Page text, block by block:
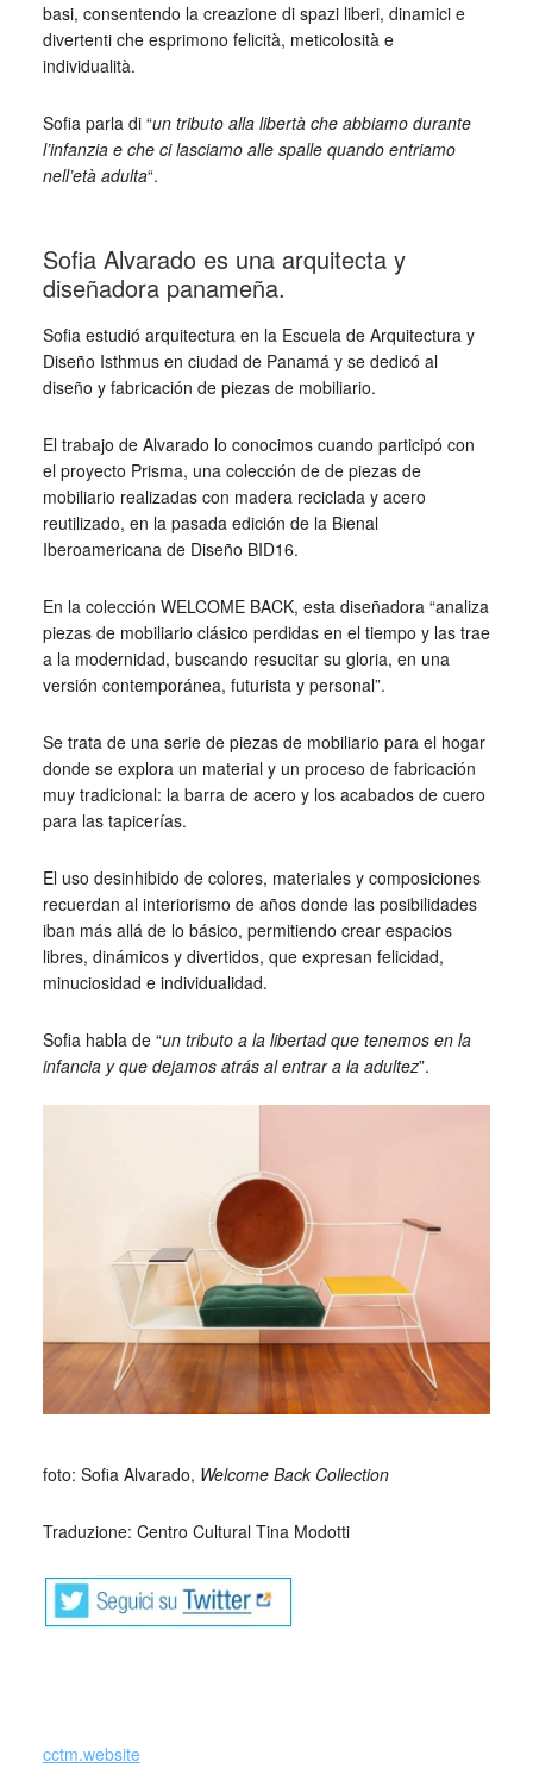
basi, consentendo la creazione di spazi liberi, dinamici e
divertenti che esprimono felicità, meticolosità e
individualità.
Sofia parla di “un tributo alla libertà che abbiamo durante
l’infanzia e che ci lasciamo alle spalle quando entriamo
nell’età adulta“.
Sofia Alvarado es una arquitecta y
diseñadora panameña.
Sofia estudió arquitectura en la Escuela de Arquitectura y
Diseño Isthmus en ciudad de Panamá y se dedicó al
diseño y fabricación de piezas de mobiliario.
El trabajo de Alvarado lo conocimos cuando participó con
el proyecto Prisma, una colección de de piezas de
mobiliario realizadas con madera reciclada y acero
reutilizado, en la pasada edición de la Bienal
Iberoamericana de Diseño BID16.
En la colección WELCOME BACK, esta diseñadora “analiza
piezas de mobiliario clásico perdidas en el tiempo y las trae
a la modernidad, buscando resucitar su gloria, en una
versión contemporánea, futurista y personal”.
Se trata de una serie de piezas de mobiliario para el hogar
donde se explora un material y un proceso de fabricación
muy tradicional: la barra de acero y los acabados de cuero
para las tapicerías.
El uso desinhibido de colores, materiales y composiciones
recuerdan al interiorismo de años donde las posibilidades
iban más allá de lo básico, permitiendo crear espacios
libres, dinámicos y divertidos, que expresan felicidad,
minuciosidad e individualidad.
Sofia habla de “un tributo a la libertad que tenemos en la
infancia y que dejamos atrás al entrar a la adultez”.
foto: Sofia Alvarado, Welcome Back Collection
Traduzione: Centro Cultural Tina Modotti
cctm.website